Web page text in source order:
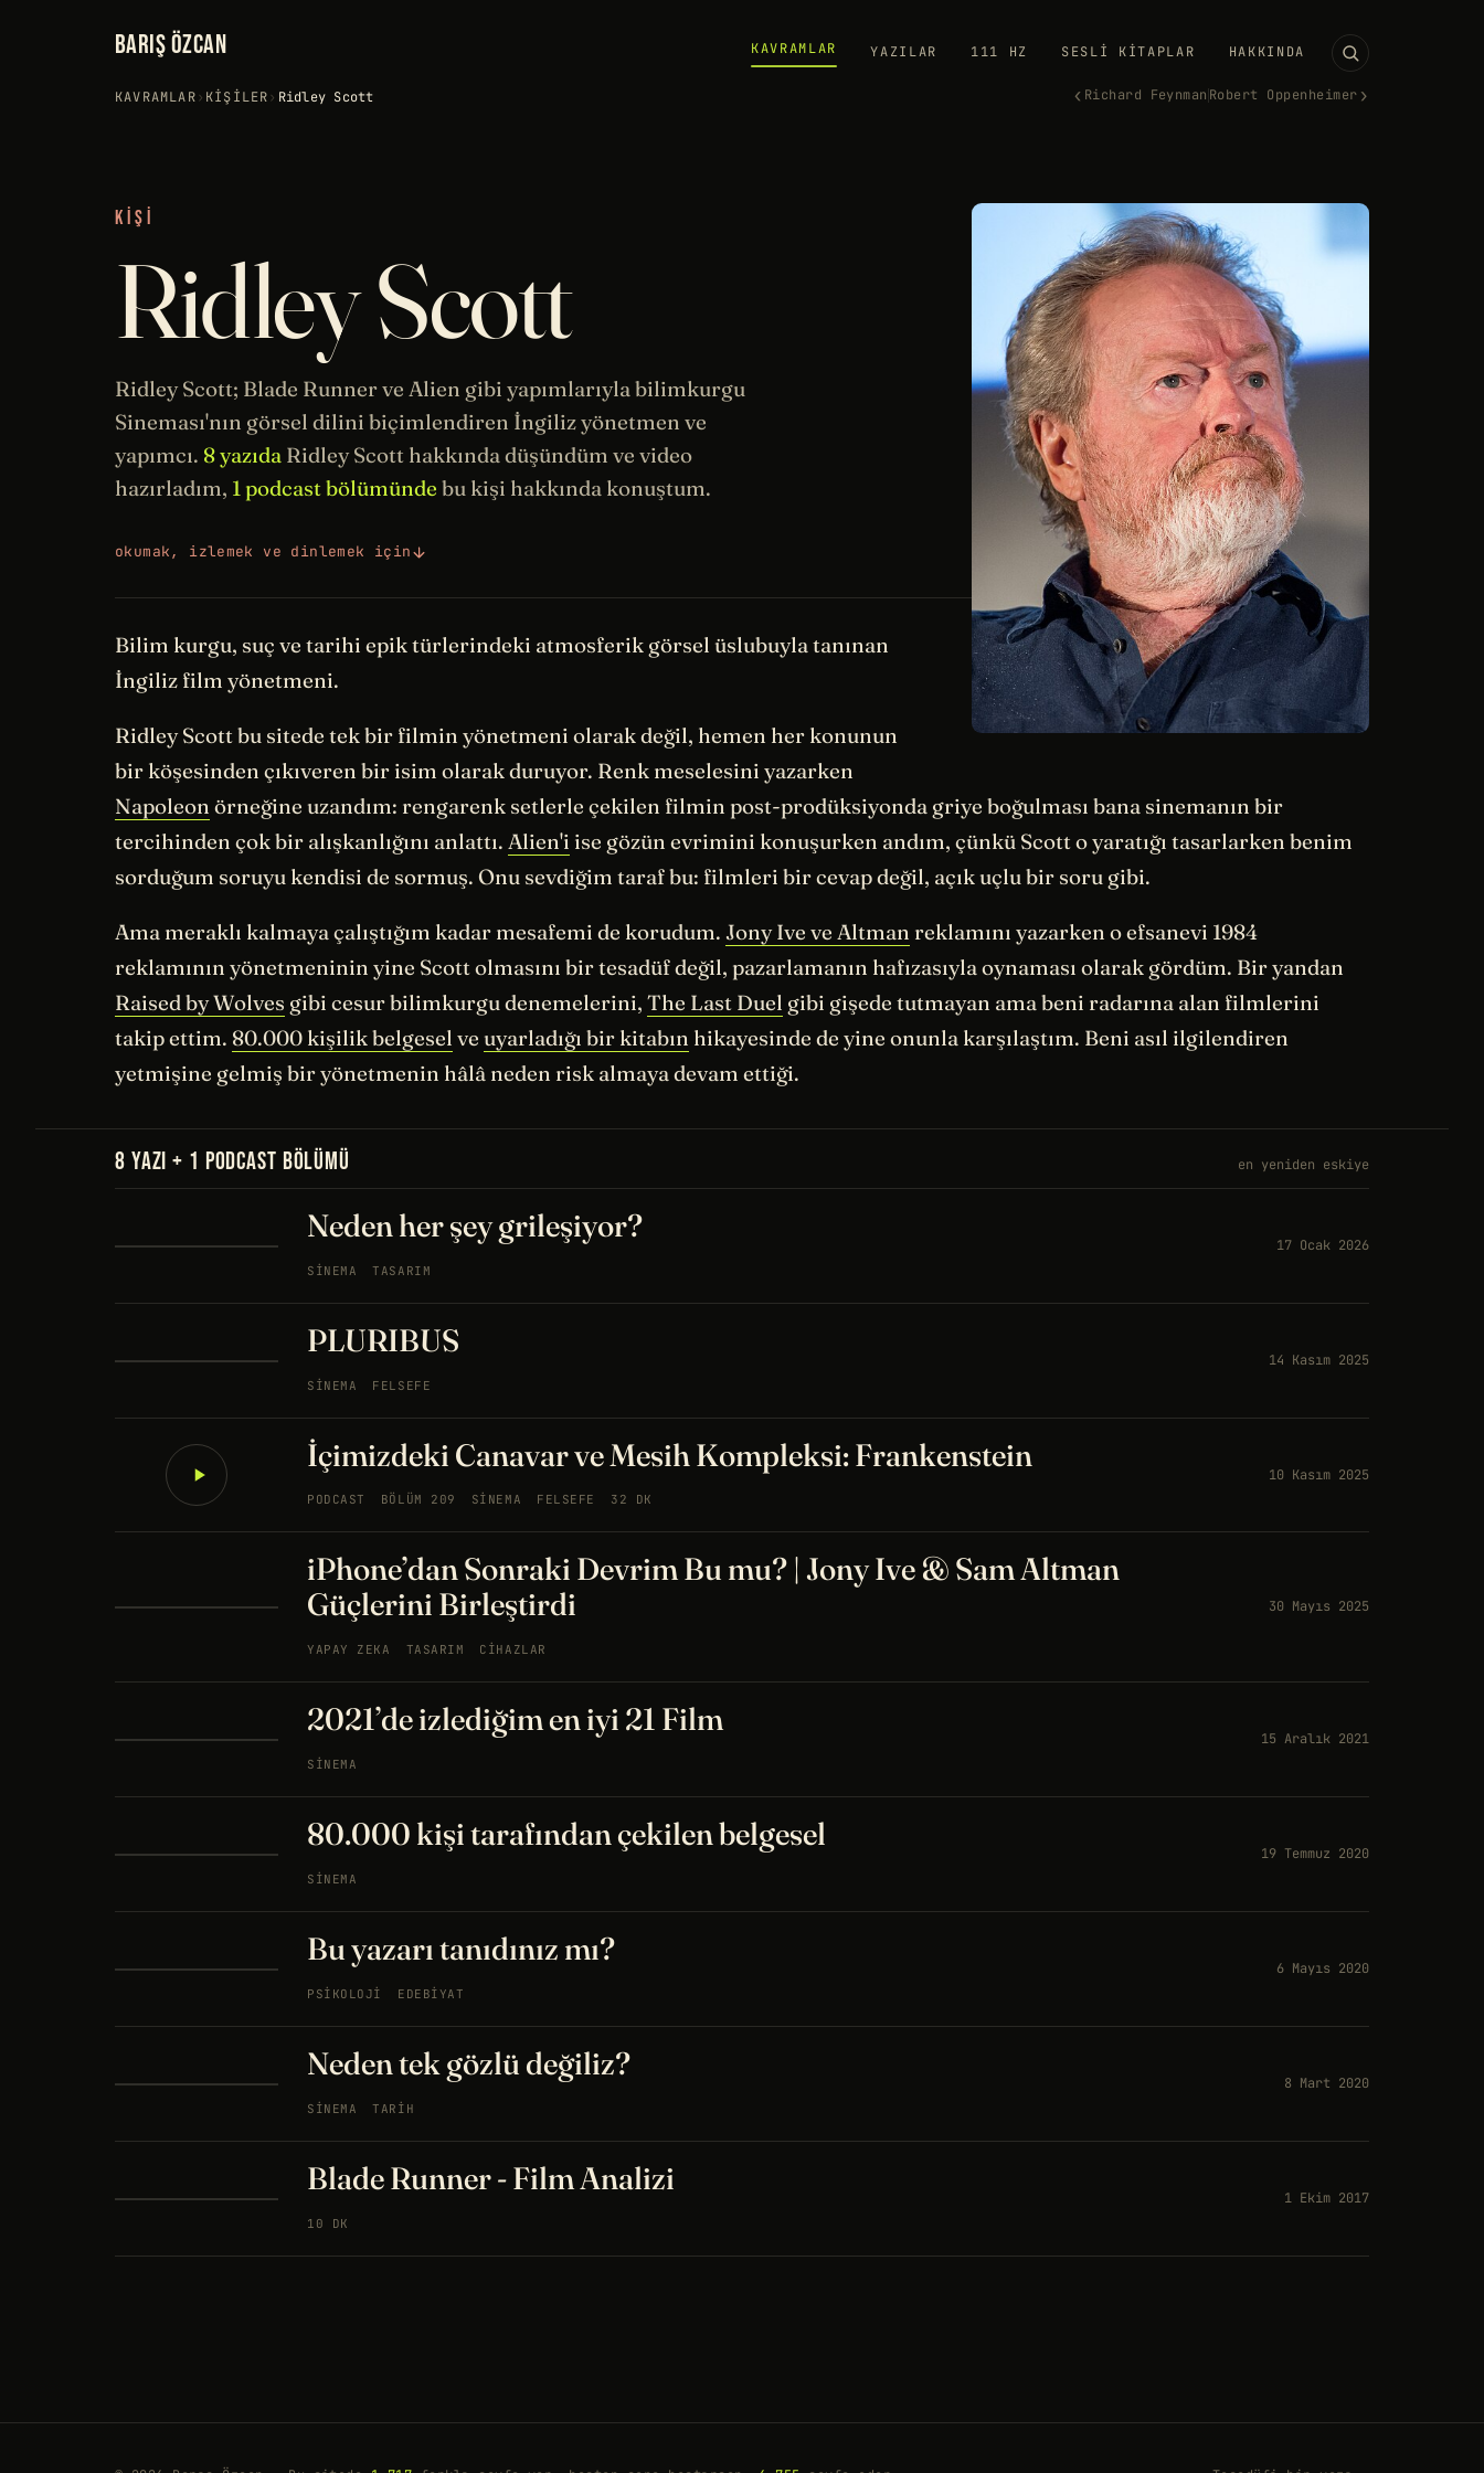
BARIŞ ÖZCAN KAVRAMLAR YAZILAR 111 HZ SESLI KITAPLAR HAKKINDA
KAVRAMLAR› KIŞILER› Ridley Scott ‹ Richard Feynman Robert Oppenheimer ›
KIŞI
Ridley Scott
Ridley Scott; Blade Runnerve Alien gibi yapımlarıyla bilimkurgu
Sineması'nın görsel dilini biçimlendiren İngiliz yönetmen ve
yapımcı. 8 yazıda Ridley Scott hakkında düşündüm ve video
hazırladım, 1 podcast bölümünde bu kişi hakkında konuştum.
okumak, izlemek ve dinlemek için
Bilim kurgu, suç ve tarihi epik türlerindeki atmosferik görsel üslubuyla tanınan
İngiliz film yönetmeni.
Ridley Scott bu sitede tek bir filmin yönetmeni olarak değil, hemen her konunun
bir köşesinden çıkıveren bir isim olarak duruyor. Renk meselesini yazarken
Napoleon örneğine uzandım: rengarenk setlerle çekilen filmin post-prodüksiyonda griye boğulması bana sinemanın bir
tercihinden çok bir alışkanlığını anlattı. Alien'i ise gözün evrimini konuşurken andım, çünkü Scott o yaratığı tasarlarken benim
sorduğum soruyu kendisi de sormuş. Onu sevdiğim taraf bu: filmleri bir cevap değil, açık uçlu bir soru gibi.
Ama meraklı kalmaya çalıştığım kadar mesafemi de korudum. Jony Ive ve Altman reklamını yazarken o efsanevi 1984
reklamının yönetmeninin yine Scott olmasını bir tesadüf değil, pazarlamanın hafızasıyla oynaması olarak gördüm. Bir yandan
Raised by Wolves gibi cesur bilimkurgu denemelerini, The Last Duel gibi gişede tutmayan ama beni radarına alan filmlerini
takip ettim. 80.000 kişilik belgesel ve uyarladığı bir kitabın hikayesinde de yine onunla karşılaştım. Beni asıl ilgilendiren
yetmişine gelmiş bir yönetmenin hâlâ neden risk almaya devam ettiği.
8 YAZI + 1 PODCAST BÖLÜMÜ en yeniden eskiye
Neden her şey grileşiyor?
SINEMA TASARIM
17 Ocak 2026
PLURIBUS
SINEMA FELSEFE
14 Kasım 2025
İçimizdeki Canavar ve Mesih Kompleksi: Frankenstein
PODCAST BÖLÜM 209 SINEMA FELSEFE 32 DK
10 Kasım 2025
iPhone’dan Sonraki Devrim Bu mu? | Jony Ive & Sam Altman
Güçlerini Birleştirdi
YAPAY ZEKA TASARIM CIHAZLAR
30 Mayıs 2025
2021’de izlediğim en iyi 21 Film
SINEMA
15 Aralık 2021
80.000 kişi tarafından çekilen belgesel
SINEMA
19 Temmuz 2020
Bu yazarı tanıdınız mı?
PSIKOLOJI EDEBIYAT
6 Mayıs 2020
Neden tek gözlü değiliz?
SINEMA TARIH
8 Mart 2020
Blade Runner - Film Analizi
10 DK
1 Ekim 2017